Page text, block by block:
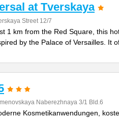
at Tverskaya
Street 12/7
1 km from the Red Square, this
by the Palace of Versailles. It
Naberezhnaya 3/1 Bld.6
Kosmetikanwendungen,